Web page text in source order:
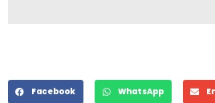
Facebook WhatsApp